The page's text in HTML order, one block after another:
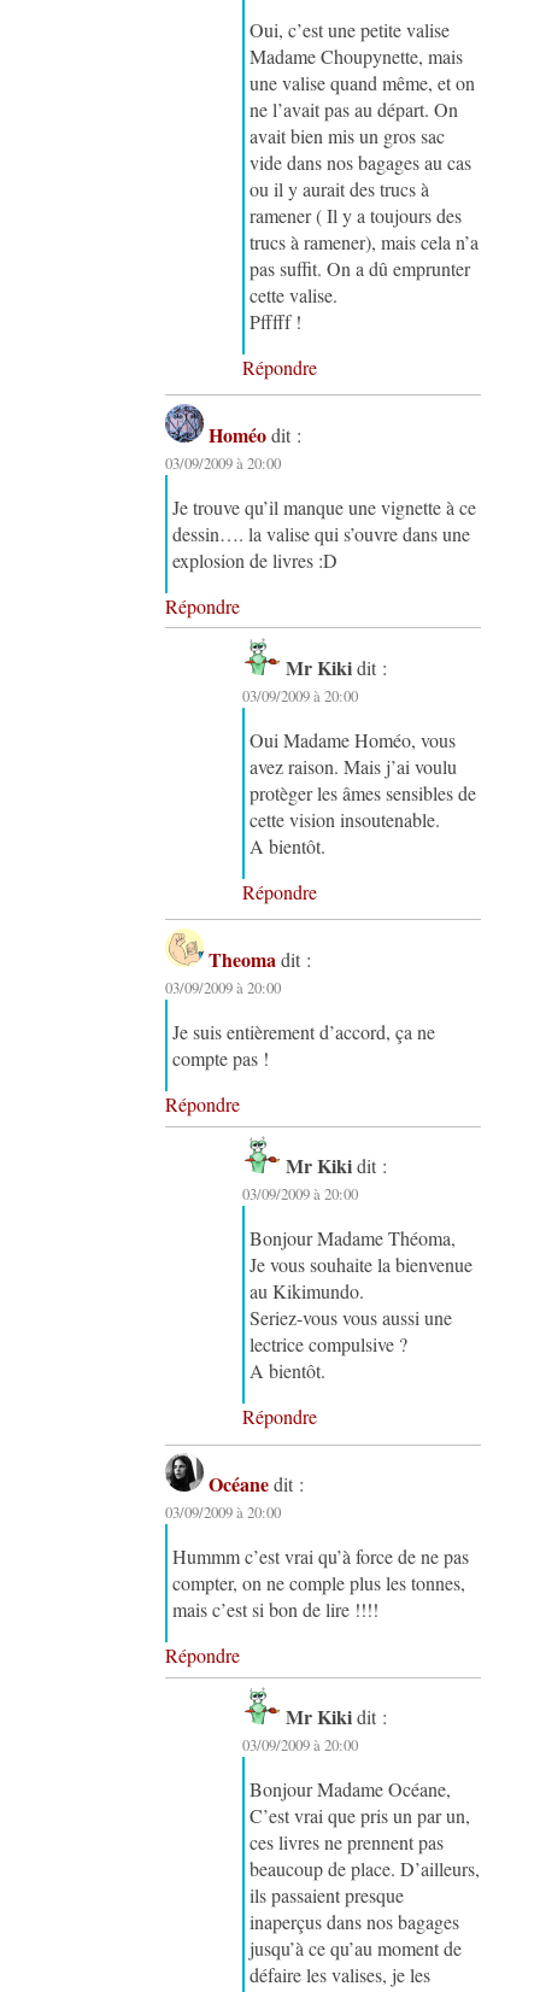
Oui, c’est une petite valise
Madame Choupynette, mais
une valise quand même, et on
ne l’avait pas au départ. On
avait bien mis un gros sac
vide dans nos bagages au cas
ou il y aurait des trucs à
ramener ( Il y a toujours des
trucs à ramener), mais cela n’a
pas suffit. On a dû emprunter
cette valise.
Pfffff !
Répondre
Homéo dit :
03/09/2009 à 20:00
Je trouve qu’il manque une vignette à ce
dessin…. la valise qui s’ouvre dans une
explosion de livres :D
Répondre
Mr Kiki dit :
03/09/2009 à 20:00
Oui Madame Homéo, vous
avez raison. Mais j’ai voulu
protèger les âmes sensibles de
cette vision insoutenable.
A bientôt.
Répondre
Theoma dit :
03/09/2009 à 20:00
Je suis entièrement d’accord, ça ne
compte pas !
Répondre
Mr Kiki dit :
03/09/2009 à 20:00
Bonjour Madame Théoma,
Je vous souhaite la bienvenue
au Kikimundo.
Seriez-vous vous aussi une
lectrice compulsive ?
A bientôt.
Répondre
Océane dit :
03/09/2009 à 20:00
Hummm c’est vrai qu’à force de ne pas
compter, on ne comple plus les tonnes,
mais c’est si bon de lire !!!!
Répondre
Mr Kiki dit :
03/09/2009 à 20:00
Bonjour Madame Océane,
C’est vrai que pris un par un,
ces livres ne prennent pas
beaucoup de place. D’ailleurs,
ils passaient presque
inaperçus dans nos bagages
jusqu’à ce qu’au moment de
défaire les valises, je les